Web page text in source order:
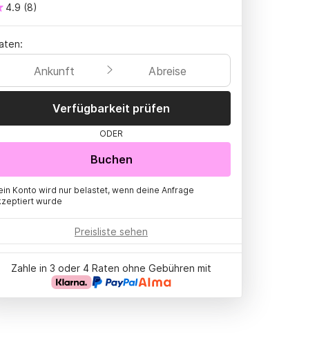
4.9 (8)
Ankunft Abreise
Verfügbarkeit prüfen
ODER
Buchen
Konto wird nur belastet, wenn deine Anfrage
wurde
Preisliste sehen
Zahle in 3 oder 4 Raten ohne Gebühren mit